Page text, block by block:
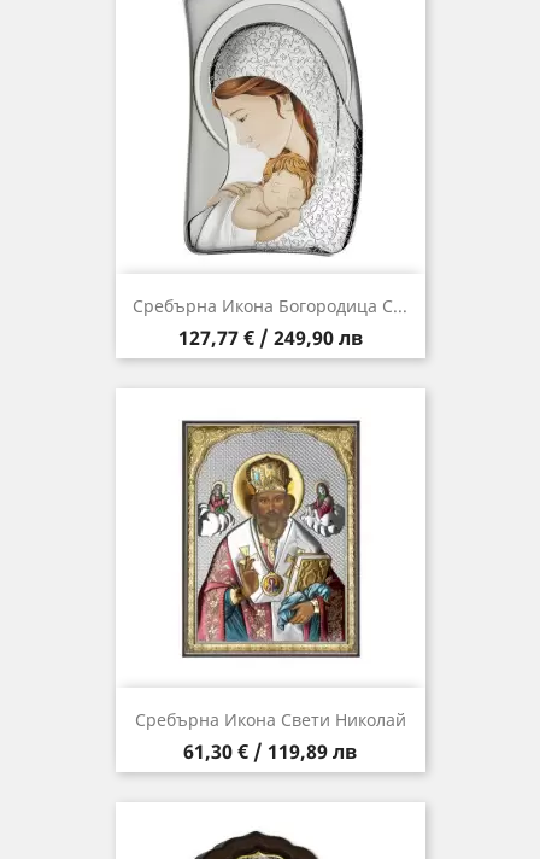
Сребърна Икона Богородица С...
Цена
127,77 € / 249,90 лв
Сребърна Икона Свети Николай
Цена
61,30 € / 119,89 лв